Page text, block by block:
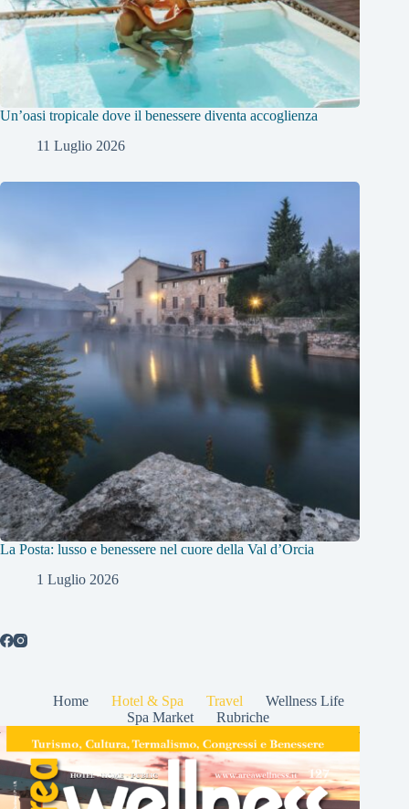
Un’oasi tropicale dove il benessere diventa accoglienza
11 Luglio 2026
La Posta: lusso e benessere nel cuore della Val d’Orcia
1 Luglio 2026
Home Hotel & Spa Travel
Wellness Life
Spa Market
Rubriche